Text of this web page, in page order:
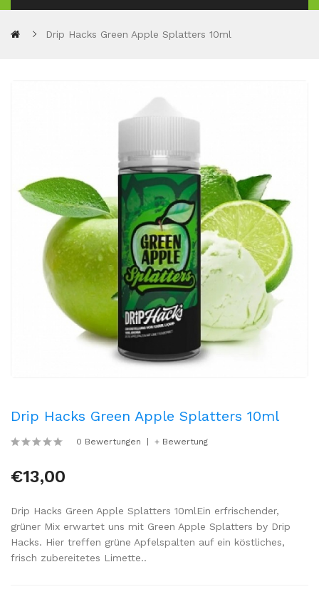
Drip Hacks Green Apple Splatters 10ml
Drip Hacks Green Apple Splatters 10ml
0 Bewertungen + Bewertung
€13,00
Drip Hacks Green Apple Splatters 10mlEin erfrischender,
grüner Mix erwartet uns mit Green Apple Splatters by Drip
Hacks. Hier treffen grüne Apfelspalten auf ein köstliches,
frisch zubereitetes Limette..